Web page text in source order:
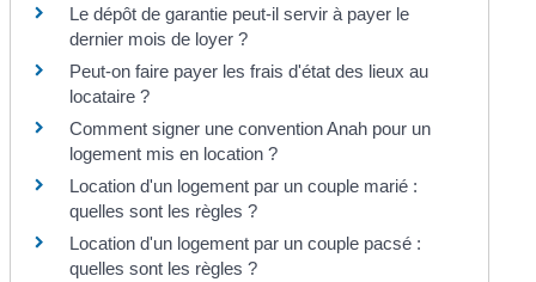
Le dépôt de garantie peut-il servir à payer le
dernier mois de loyer ?
Peut-on faire payer les frais d'état des lieux au
locataire ?
Comment signer une convention Anah pour un
logement mis en location ?
Location d'un logement par un couple marié :
quelles sont les règles ?
Location d'un logement par un couple pacsé :
quelles sont les règles ?